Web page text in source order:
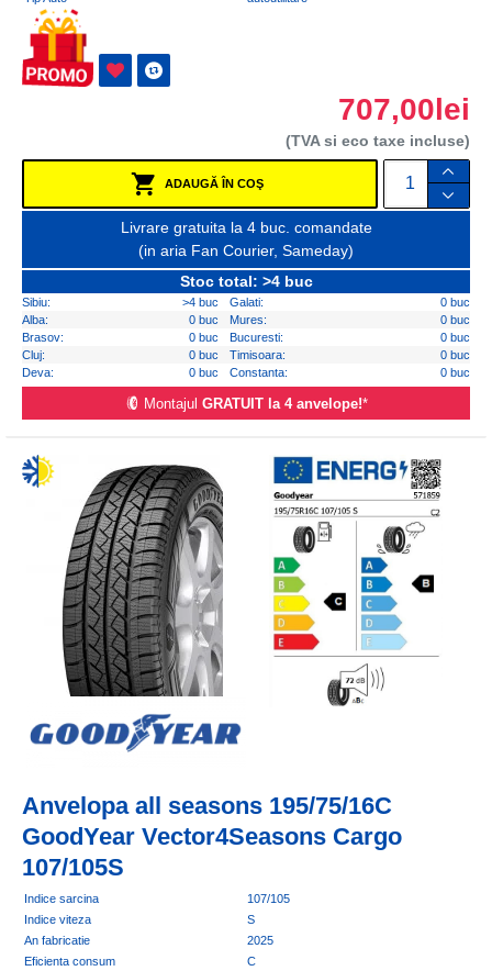
707,00lei
(TVA si eco taxe incluse)
ADAUGĂ ÎN COŞ
Livrare gratuita la 4 buc. comandate
(in aria Fan Courier, Sameday)
Stoc total: >4 buc
Sibiu: >4 buc Galati:
0 buc
Alba:
0 buc Mures:
0 buc
Brasov:
0 buc Bucuresti:
0 buc
Cluj:
0 buc Timisoara:
0 buc
Deva:
0 buc Constanta: 0 buc
Montajul GRATUIT la 4 anvelope!*
Anvelopa all seasons 195/75/16C
GoodYear Vector4Seasons Cargo
107/105S
Indice sarcina
107/105
Indice viteza
S
An fabricatie
2025
Eficienta consum
C